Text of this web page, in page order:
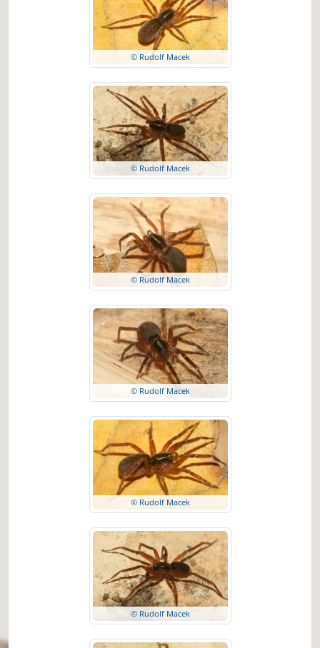
© Rudolf Macek
© Rudolf Macek
© Rudolf Macek
© Rudolf Macek
© Rudolf Macek
© Rudolf Macek